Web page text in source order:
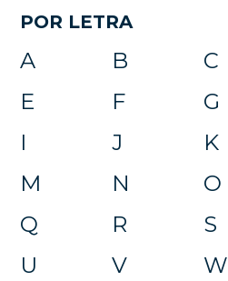
POR LETRA
A B C
E
F G
I
J K
M
N O
Q
R S
U
V W